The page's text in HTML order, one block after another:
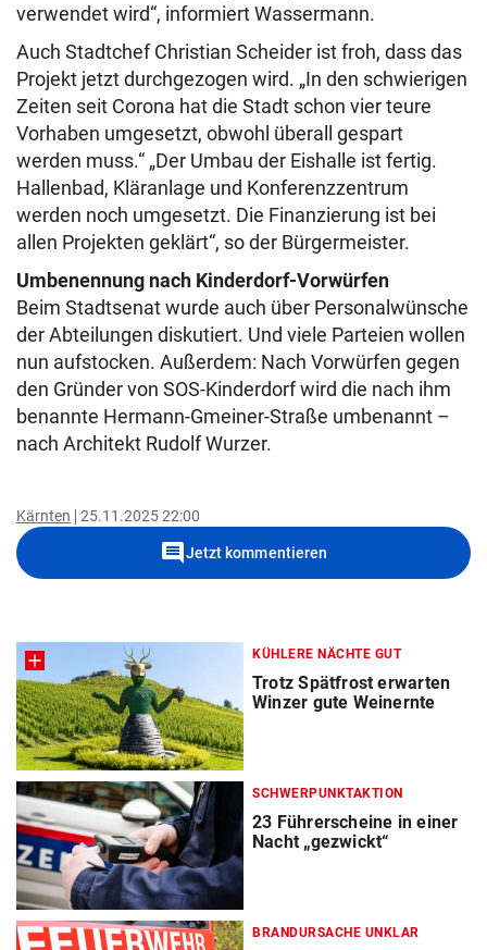
verwendet wird“, informiert Wassermann.
Auch Stadtchef Christian Scheider ist froh, dass das
Projekt jetzt durchgezogen wird. „In den schwierigen
Zeiten seit Corona hat die Stadt schon vier teure
Vorhaben umgesetzt, obwohl überall gespart
werden muss.“ „Der Umbau der Eishalle ist fertig.
Hallenbad, Kläranlage und Konferenzzentrum
werden noch umgesetzt. Die Finanzierung ist bei
allen Projekten geklärt“, so der Bürgermeister.
Umbenennung nach Kinderdorf-Vorwürfen
Beim Stadtsenat wurde auch über Personalwünsche
der Abteilungen diskutiert. Und viele Parteien wollen
nun aufstocken. Außerdem: Nach Vorwürfen gegen
den Gründer von SOS-Kinderdorf wird die nach ihm
benannte Hermann-Gmeiner-Straße umbenannt –
nach Architekt Rudolf Wurzer.
Kärnten 25.11.2025 22:00
commentJetzt kommentieren
KÜHLERE NÄCHTE GUT
Trotz Spätfrost erwarten
Winzer gute Weinernte
SCHWERPUNKTAKTION
23 Führerscheine in einer
Nacht „gezwickt“
BRANDURSACHE UNKLAR